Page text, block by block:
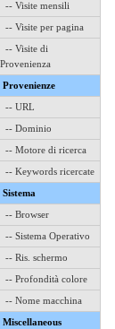
-- Visite mensili
-- Visite per pagina
-- Visite di
Provenienza
Provenienze
-- URL
-- Dominio
-- Motore di ricerca
-- Keywords ricercate
Sistema
-- Browser
-- Sistema Operativo
-- Ris. schermo
-- Profondità colore
-- Nome macchina
Miscellaneous